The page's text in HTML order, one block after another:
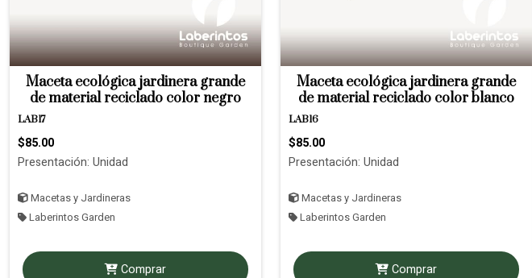
Maceta ecológica jardinera grande
de material reciclado color negro
LAB17
$85.00
Presentación: Unidad
Macetas y Jardineras
Laberintos Garden
Comprar
Maceta ecológica jardinera grande
de material reciclado color blanco
LAB16
$85.00
Presentación: Unidad
Macetas y Jardineras
Laberintos Garden
Comprar